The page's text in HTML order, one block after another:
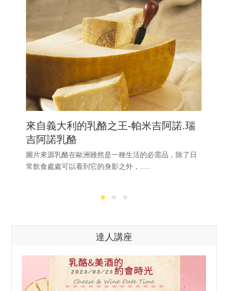
來自義大利的乳酪之王-帕米吉阿諾.瑞
吉阿諾乳酪
圖片來源乳酪在歐洲雖然是一種生活的必需品，除了日
常飲食處處可以看到它的身影之外，.....
達人講座